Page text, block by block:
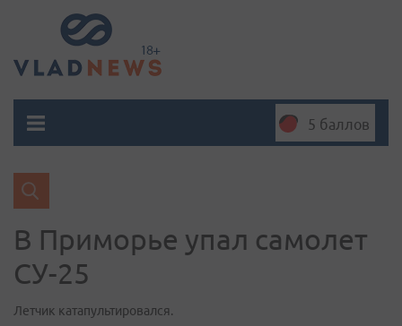
5 баллов
В Приморье упал самолет
СУ-25
Летчик катапультировался.